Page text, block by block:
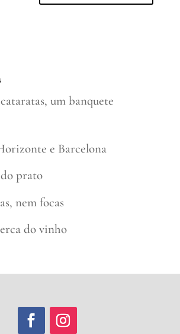
um banquete
e Barcelona
prato
nem focas
do vinho